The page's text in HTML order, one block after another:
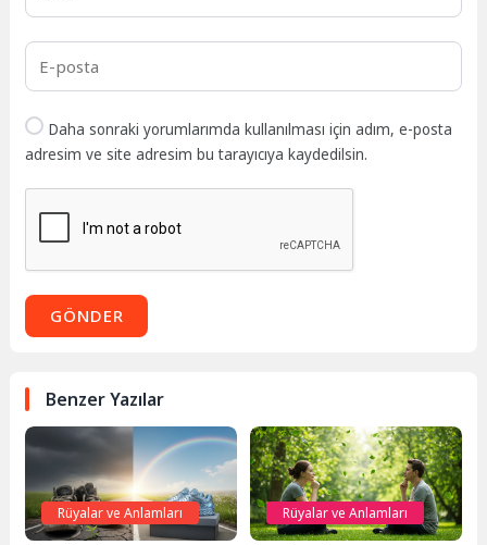
Daha sonraki yorumlarımda kullanılması için adım, e-posta
adresim ve site adresim bu tarayıcıya kaydedilsin.
GÖNDER
Benzer Yazılar
Rüyalar ve Anlamları Rüyalar ve Anlamları